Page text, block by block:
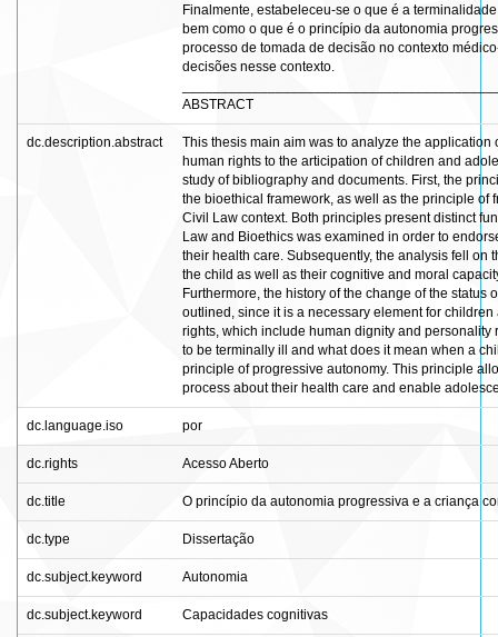
Finalmente, estabeleceu-se o que é a
bem como o que é o princípio da autonomia
processo de tomada de decisão no contexto
decisões nesse contexto.
ABSTRACT
dc.description.abstract
This thesis main aim was to analyze the
human rights to the articipation of children and
study of bibliography and documents. First, the
the bioethical framework, as well as the principle
Civil Law context. Both principles present distinct
Law and Bioethics was examined in order to
their health care. Subsequently, the analysis fell
the child as well as their cognitive and moral
Furthermore, the history of the change of the status
outlined, since it is a necessary element for
rights, which include human dignity and
to be terminally ill and what does it mean when a
principle of progressive autonomy. This principle
process about their health care and enable
dc.language.iso por
dc.rights Acesso Aberto
dc.title O princípio da autonomia progressiva e a criança
dc.type Dissertação
dc.subject.keyword Autonomia
dc.subject.keyword Capacidades cognitivas